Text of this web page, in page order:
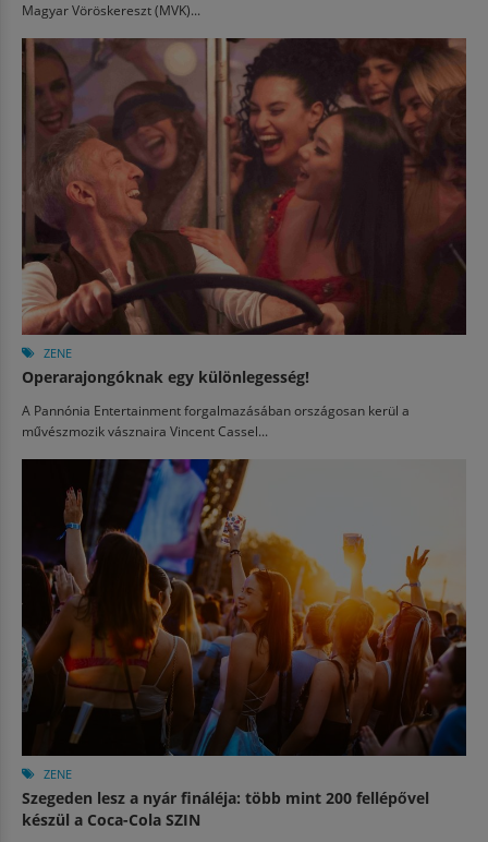
Magyar Vöröskereszt (MVK)...
ZENE
Operarajongóknak egy különlegesség!
A Pannónia Entertainment forgalmazásában országosan kerül a
művészmozik vásznaira Vincent Cassel...
ZENE
Szegeden lesz a nyár fináléja: több mint 200 fellépővel
készül a Coca-Cola SZIN